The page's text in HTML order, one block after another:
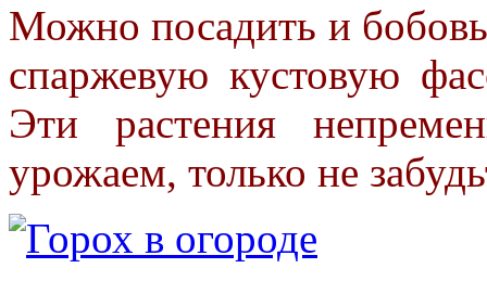
Можно посадить и
спаржевую кустовую
Эти растения
урожаем, только не